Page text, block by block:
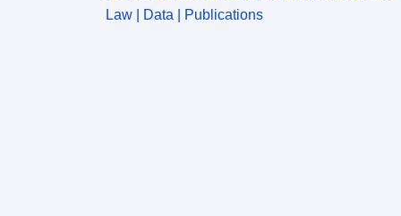
Law | Data | Publications